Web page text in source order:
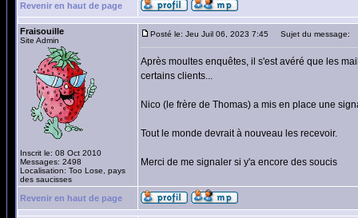
Revenir en haut de page
Fraisouille
Site Admin
Inscrit le: 08 Oct 2010
Messages: 2498
Localisation: Too Lose, pays
des saucisses
Posté le: Jeu Juil 06, 2023 7:45 Sujet du message:
Après moultes enquêtes, il s'est avéré que les
certains clients...
Nico (le frère de Thomas) a mis en place une
Tout le monde devrait à nouveau les recevoir.
Merci de me signaler si y'a encore des soucis
Revenir en haut de page